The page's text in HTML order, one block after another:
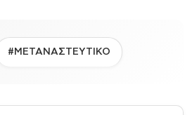
#ΜΕΤΑΝΑΣΤΕΥΤΙΚΟ